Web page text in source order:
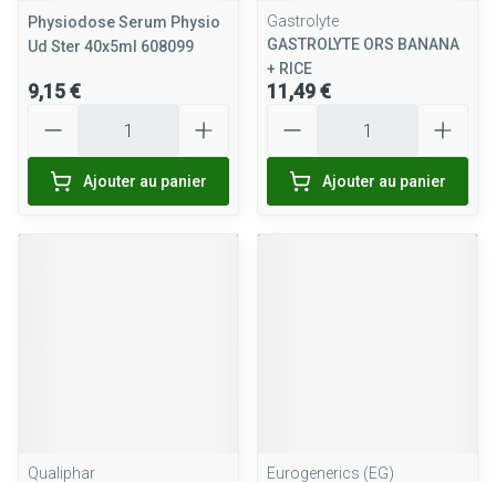
Physiodose Serum Physio
Ud Ster 40x5ml 608099
9,15 €
Ajouter au panier
Gastrolyte
GASTROLYTE ORS BANANA
+ RICE
11,49 €
Ajouter au panier
Qualiphar
Eurogenerics (EG)